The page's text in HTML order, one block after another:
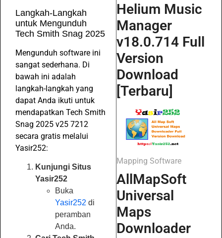
Langkah-Langkah
untuk Mengunduh
Tech Smith Snag 2025
Mengunduh software ini
sangat sederhana. Di
bawah ini adalah
langkah-langkah yang
dapat Anda ikuti untuk
mendapatkan Tech Smith
Snag 2025 v25 7212
secara gratis melalui
Yasir252:
Kunjungi Situs
Yasir252
Buka
Yasir252 di
peramban
Anda.
Helium Music
Manager
v18.0.714 Full
Version
Download
[Terbaru]
Mapping Software
AllMapSoft
Universal
Maps
Downloader